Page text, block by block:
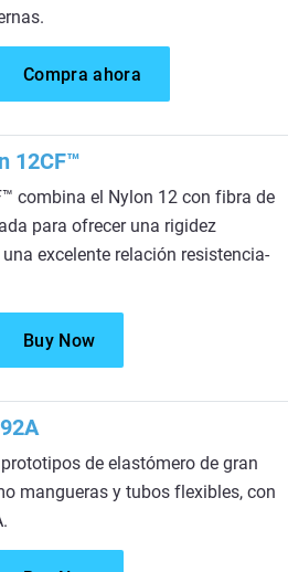
Compra ahora
12CF™
combina el Nylon 12 con fibra de
para ofrecer una rigidez
excelente relación resistencia-
Buy Now
de elastómero de gran
mangueras y tubos flexibles, con